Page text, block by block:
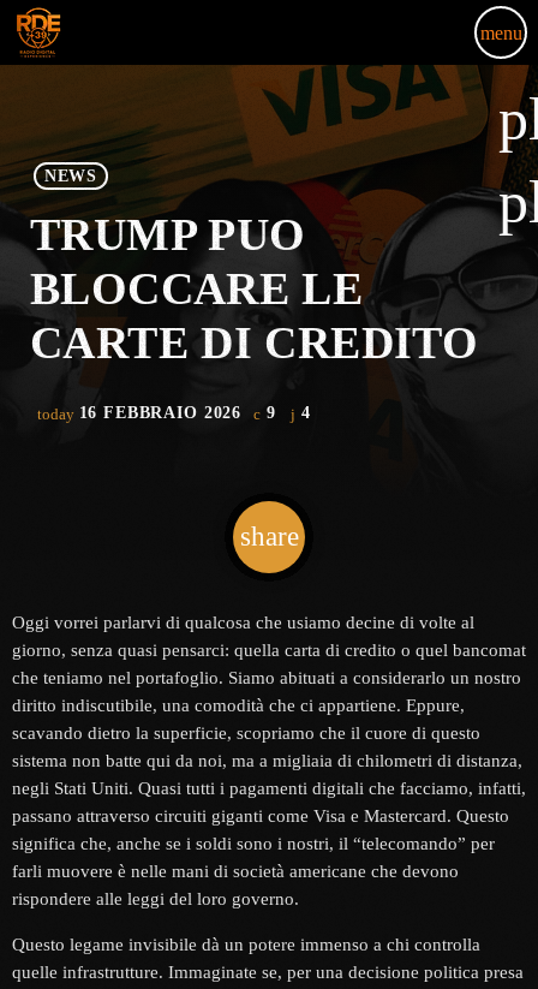
menu
NEWS
TRUMP PUO
BLOCCARE LE
CARTE DI CREDITO
today 16 FEBBRAIO 2026 9 4
share
email
Oggi vorrei parlarvi di qualcosa che usiamo decine di volte al
giorno, senza quasi pensarci: quella carta di credito o quel bancomat
che teniamo nel portafoglio. Siamo abituati a considerarlo un nostro
diritto indiscutibile, una comodità che ci appartiene. Eppure,
scavando dietro la superficie, scopriamo che il cuore di questo
sistema non batte qui da noi, ma a migliaia di chilometri di distanza,
negli Stati Uniti. Quasi tutti i pagamenti digitali che facciamo, infatti,
passano attraverso circuiti giganti come Visa e Mastercard. Questo
significa che, anche se i soldi sono i nostri, il “telecomando” per
farli muovere è nelle mani di società americane che devono
rispondere alle leggi del loro governo.
Questo legame invisibile dà un potere immenso a chi controlla
quelle infrastrutture. Immaginate se, per una decisione politica presa